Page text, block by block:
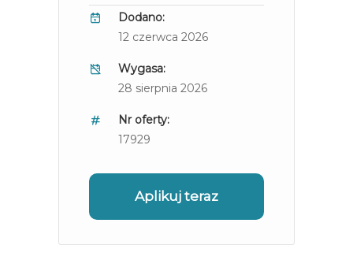
Dodano:
12 czerwca 2026
Wygasa:
28 sierpnia 2026
Nr oferty:
17929
Aplikuj teraz